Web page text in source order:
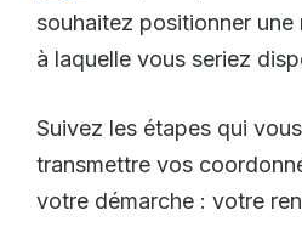
souhaitez positionner une
à laquelle vous seriez
Suivez les étapes qui
transmettre vos
votre démarche : votre